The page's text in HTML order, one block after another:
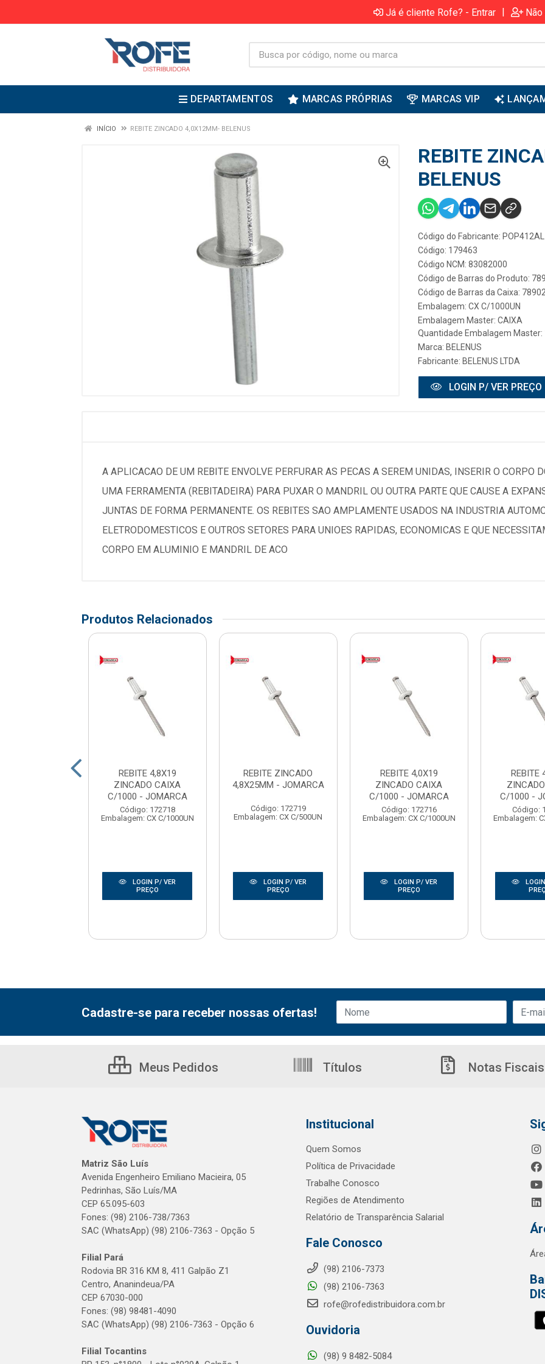
Já é cliente Rofe? - Entrar |
DEPARTAMENTOS MARCAS PRÓPRIAS MARCAS VIP
INÍCIO REBITE ZINCADO 4,0X12MM- BELENUS
REBITE
BELENUS
Código do Fabricante: POP412AL
Código: 179463
Código NCM: 83082000
Código de Barras do Produto:
Código de Barras da Caixa:
Embalagem: CX C/1000UN
Embalagem Master: CAIXA
Quantidade Embalagem Master:
Marca: BELENUS
Fabricante: BELENUS LTDA
LOGIN P/ VER PREÇO
A APLICACAO DE UM REBITE ENVOLVE PERFURAR AS PECAS A SEREM UNIDAS, INSERIR O CORPO
UMA FERRAMENTA (REBITADEIRA) PARA PUXAR O MANDRIL OU OUTRA PARTE QUE CAUSE A
JUNTAS DE FORMA PERMANENTE. OS REBITES SAO AMPLAMENTE USADOS NA INDUSTRIA
ELETRODOMESTICOS E OUTROS SETORES PARA UNIOES RAPIDAS, ECONOMICAS E QUE
CORPO EM ALUMINIO E MANDRIL DE ACO
Produtos Relacionados
REBITE 4,8X19
ZINCADO CAIXA
C/1000 - JOMARCA
Código: 172718
Embalagem: CX C/1000UN
LOGIN P/ VER
PREÇO
REBITE ZINCADO
4,8X25MM - JOMARCA
Código: 172719
Embalagem: CX C/500UN
LOGIN P/ VER
PREÇO
REBITE 4,0X19
ZINCADO CAIXA
C/1000 - JOMARCA
Código: 172716
Embalagem: CX C/1000UN
LOGIN P/ VER
PREÇO
REBITE
C/1000 -
Código:
Embalagem:
Cadastre-se para receber nossas ofertas!
Meus Pedidos Títulos Notas Fiscais
Matriz São Luís
Avenida Engenheiro Emiliano Macieira, 05
Pedrinhas, São Luís/MA
CEP 65.095-603
Fones: (98) 2106-738/7363
SAC (WhatsApp) (98) 2106-7363 - Opção 5
Filial Pará
Rodovia BR 316 KM 8, 411 Galpão Z1
Centro, Ananindeua/PA
CEP 67030-000
Fones: (98) 98481-4090
SAC (WhatsApp) (98) 2106-7363 - Opção 6
Filial Tocantins
Institucional
Quem Somos
Política de Privacidade
Trabalhe Conosco
Regiões de Atendimento
Relatório de Transparência Salarial
Fale Conosco
(98) 2106-7373
(98) 2106-7363
rofe@rofedistribuidora.com.br
Ouvidoria
(98) 9 8482-5084